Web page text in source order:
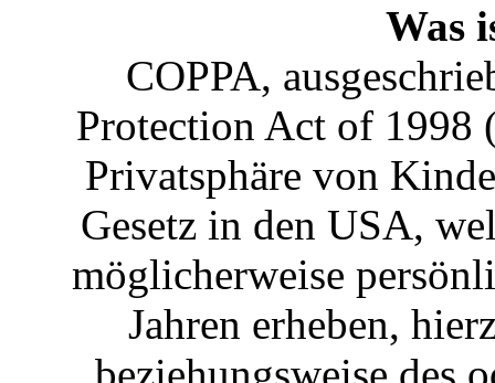
Was
COPPA,
Protection Act of 1998
Privatsphäre von
Gesetz in den USA,
möglicherweise
Jahren erheben,
beziehungsweise des